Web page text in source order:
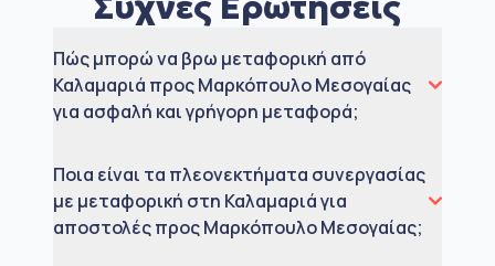
Πώς μπορώ να βρω μεταφορική από
Καλαμαριά προς Μαρκόπουλο Μεσογαίας
για ασφαλή και γρήγορη μεταφορά;
Ποια είναι τα πλεονεκτήματα συνεργασίας
με μεταφορική στη Καλαμαριά για
αποστολές προς Μαρκόπουλο Μεσογαίας;